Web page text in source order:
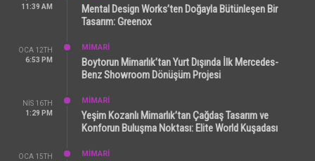
11:39 AM
Mental Design Works’ten Doğayla Bütünleşen Bir
Tasarım: Greenox
OCA 12TH
6:53 PM
MİMARİ
Boytorun Mimarlık’tan Yurt Dışında İlk Mercedes-
Benz Showroom Dönüşüm Projesi
NIS 16TH
1:29 PM
MİMARİ
Yeşim Kozanlı Mimarlık’tan Çağdaş Tasarım ve
Konforun Buluşma Noktası: Elite World Kuşadası
OCA 15TH
MİMARİ